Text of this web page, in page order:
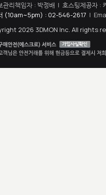
관리책임자 : 박정배 | 호스팅제공자 :
(10am~5pm) : 02-546-2617 |
2026 3DMON Inc. All rights